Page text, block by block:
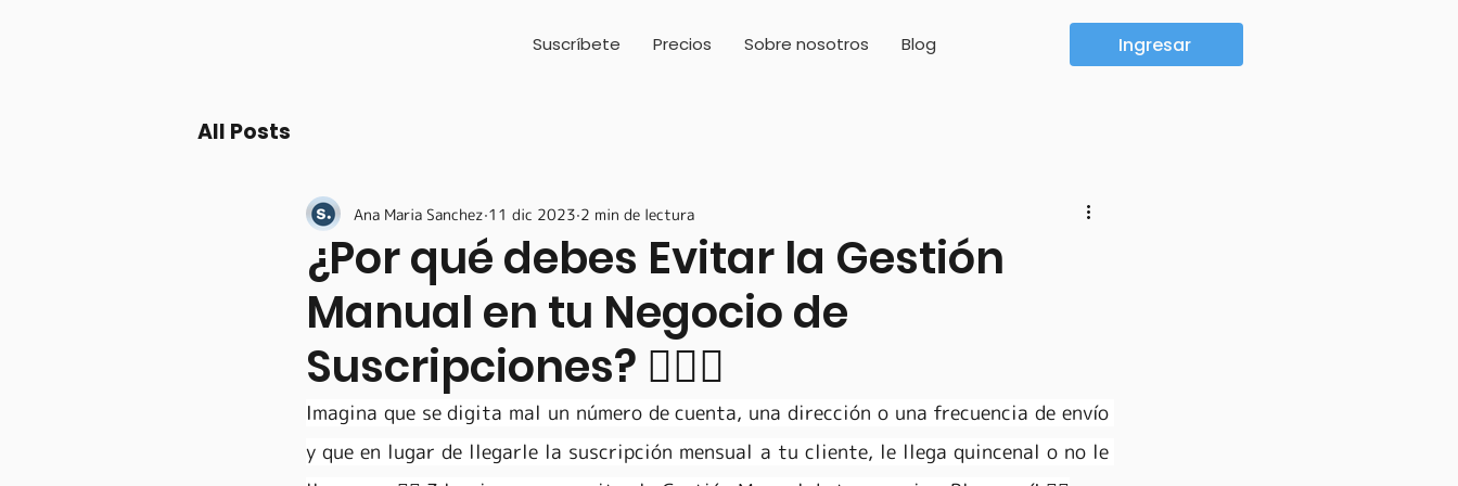
Suscríbete Precios Sobre nosotros Blog Ingresar
All Posts
¿Por qué debes Evitar la Gestión
Manual en tu Negocio de
Suscripciones? 🙅🏻‍♀️
Ana Maria Sanchez 11 dic 2023 2 min de lectura
Imagina que se digita mal un número de cuenta, una dirección o una frecuencia de envío
y que en lugar de llegarle la suscripción mensual a tu cliente, le llega quincenal o no le